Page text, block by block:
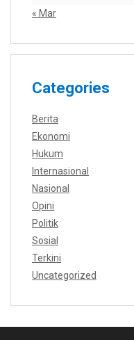
« Mar
Categories
Berita
Ekonomi
Hukum
Internasional
Nasional
Opini
Politik
Sosial
Terkini
Uncategorized